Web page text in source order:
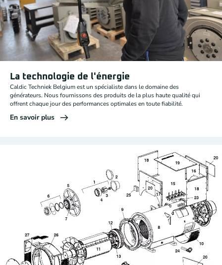
La technologie de l'énergie
Caldic Techniek Belgium est un spécialiste dans le domaine des
générateurs. Nous fournissons des produits de la plus haute qualité qui
offrent chaque jour des performances optimales en toute fiabilité.
En savoir plus